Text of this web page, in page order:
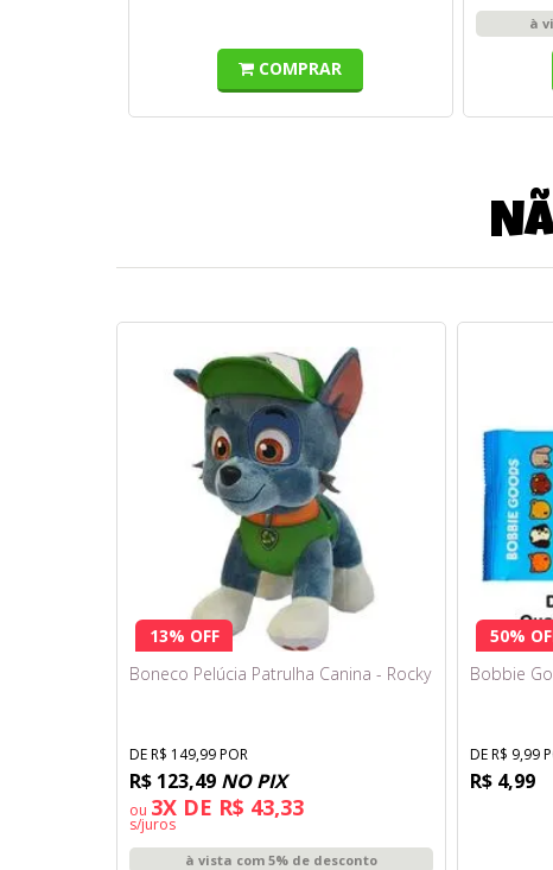
COMPRAR
à
13% OFF
Boneco Pelúcia Patrulha Canina - Rocky
DE R$ 149,99 POR
R$ 123,49 NO PIX
ou 3X DE R$ 43,33
s/juros
à vista com 5% de desconto
50%
Bobbie
DE R$ 9,99
R$ 4,99